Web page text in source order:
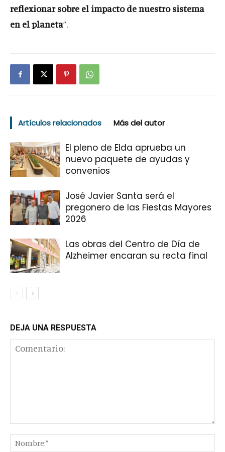
reflexionar sobre el impacto de nuestro sistema
en el planeta”.
Artículos relacionados Más del autor
El pleno de Elda aprueba un
nuevo paquete de ayudas y
convenios
José Javier Santa será el
pregonero de las Fiestas Mayores
2026
Las obras del Centro de Día de
Alzheimer encaran su recta final
DEJA UNA RESPUESTA